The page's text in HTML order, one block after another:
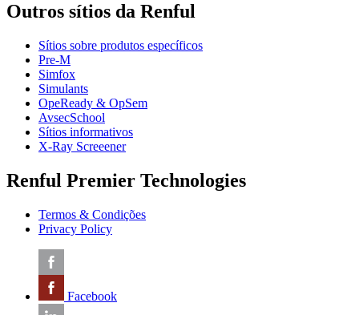
Outros sítios da Renful
Sítios sobre produtos específicos
Pre-M
Simfox
Simulants
OpeReady & OpSem
AvsecSchool
Sítios informativos
X-Ray Screeener
Renful Premier Technologies
Termos & Condições
Privacy Policy
Facebook